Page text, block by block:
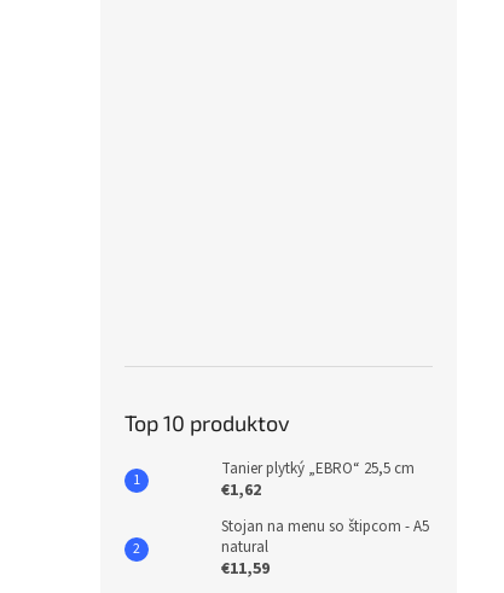
Top 10 produktov
Tanier plytký „EBRO“ 25,5 cm
€1,62
Stojan na menu so štipcom - A5
natural
€11,59